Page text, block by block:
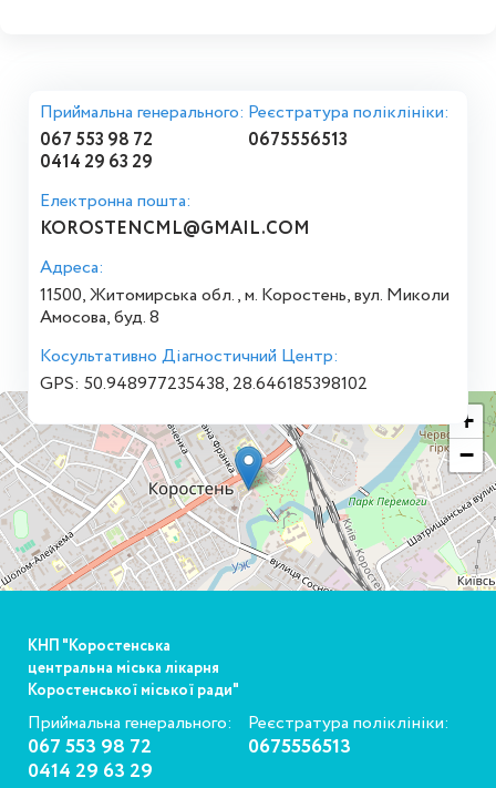
Приймальна генерального:
067 553 98 72
0414 29 63 29
Реєстратура поліклініки:
0675556513
Електронна пошта:
KOROSTENCML@GMAIL.COM
Адреса:
11500, Житомирська обл., м. Коростень, вул. Миколи
Амосова, буд. 8
Косультативно Діагностичний Центр:
GPS: 50.948977235438, 28.646185398102
+
−
КНП "Коростенська
центральна міська лікарня
Коростенської міської ради"
Приймальна генерального:
067 553 98 72
0414 29 63 29
Реєстратура поліклініки:
0675556513